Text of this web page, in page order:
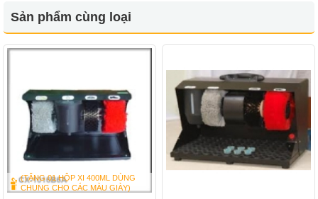
Sản phẩm cùng loại
(TẶNG 01 HỘP XI 400ML DÙNG
CHUNG CHO CÁC MÀU GIÀY)